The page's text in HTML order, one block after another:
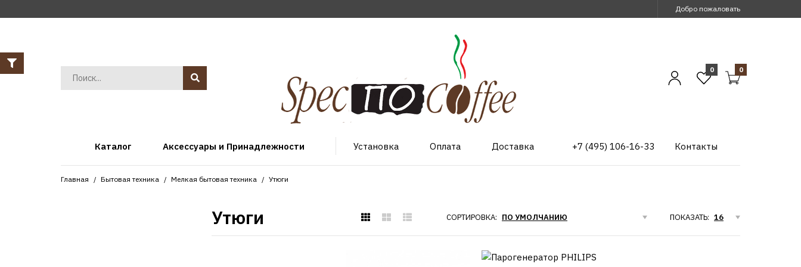
Добро пожаловать
0 0
Каталог Аксессуары и Принадлежности Установка Оплата Доставка +7 (495) 106-16-33 Контакты
Главная Бытовая техника Мелкая бытовая техника Утюги
Утюги СОРТИРОВКА: ПОКАЗАТЬ: